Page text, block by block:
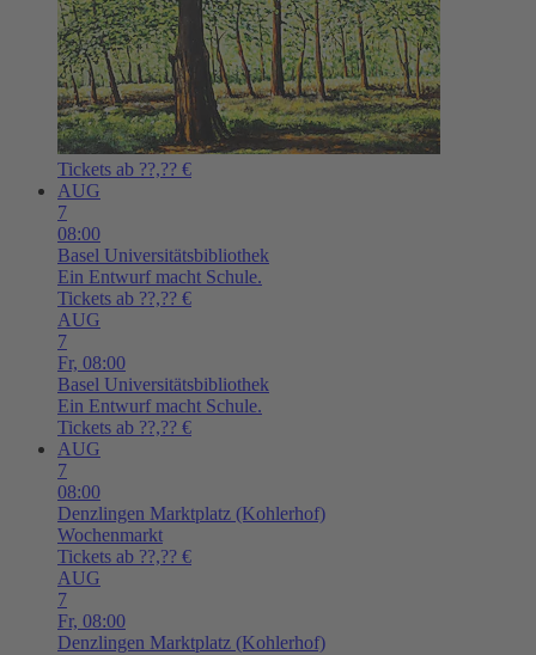
Tickets ab ??,?? €
AUG
7
08:00
Basel Universitätsbibliothek
Ein Entwurf macht Schule.
Tickets ab ??,?? €
AUG
7
Fr, 08:00
Basel Universitätsbibliothek
Ein Entwurf macht Schule.
Tickets ab ??,?? €
AUG
7
08:00
Denzlingen Marktplatz (Kohlerhof)
Wochenmarkt
Tickets ab ??,?? €
AUG
7
Fr, 08:00
Denzlingen Marktplatz (Kohlerhof)